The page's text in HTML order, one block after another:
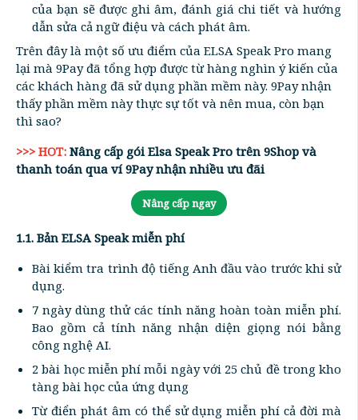
của bạn sẽ được ghi âm, đánh giá chi tiết và hướng
dẫn sửa cả ngữ điệu và cách phát âm.
Trên đây là một số ưu điểm của ELSA Speak Pro mang
lại mà 9Pay đã tổng hợp được từ hàng nghìn ý kiến của
các khách hàng đã sử dụng phần mềm này. 9Pay nhận
thấy phần mềm này thực sự tốt và nên mua, còn bạn
thì sao?
>>> HOT: Nâng cấp gói Elsa Speak Pro trên 9Shop và
thanh toán qua ví 9Pay nhận nhiều ưu đãi
Nâng cấp ngay
1.1. Bản ELSA Speak miễn phí
Bài kiểm tra trình độ tiếng Anh đầu vào trước khi sử
dụng.
7 ngày dùng thử các tính năng hoàn toàn miễn phí.
Bao gồm cả tính năng nhận diện giọng nói bằng
công nghệ AI.
2 bài học miễn phí mỗi ngày với 25 chủ đề trong kho
tàng bài học của ứng dụng
Từ điển phát âm có thể sử dụng miễn phí cả đời mà